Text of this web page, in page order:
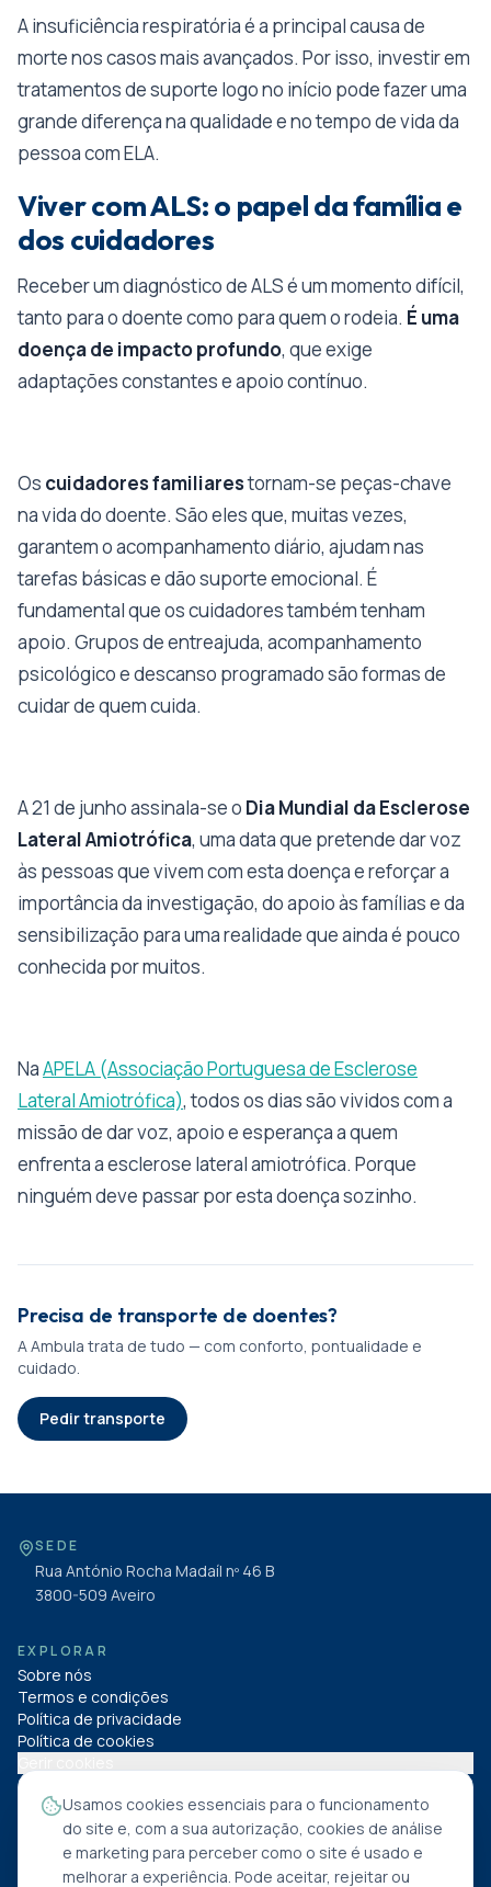
A insuficiência respiratória é a principal causa de
morte nos casos mais avançados. Por isso, investir em
tratamentos de suporte logo no início pode fazer uma
grande diferença na qualidade e no tempo de vida da
pessoa com ELA.
Viver com ALS: o papel da família e
dos cuidadores
Receber um diagnóstico de ALS é um momento difícil,
tanto para o doente como para quem o rodeia. É uma
doença de impacto profundo, que exige
adaptações constantes e apoio contínuo.
Os cuidadores familiarestornam-se peças-chave
na vida do doente. São eles que, muitas vezes,
garantem o acompanhamento diário, ajudam nas
tarefas básicas e dão suporte emocional. É
fundamental que os cuidadores também tenham
apoio. Grupos de entreajuda, acompanhamento
psicológico e descanso programado são formas de
cuidar de quem cuida.
A 21 de junho assinala-se o Dia Mundial da Esclerose
Lateral Amiotrófica, uma data que pretende dar voz
às pessoas que vivem com esta doença e reforçar a
importância da investigação, do apoio às famílias e da
sensibilização para uma realidade que ainda é pouco
conhecida por muitos.
NaAPELA (Associação Portuguesa de Esclerose
Lateral Amiotrófica), todos os dias são vividos com a
missão de dar voz, apoio e esperança a quem
enfrenta a esclerose lateral amiotrófica. Porque
ninguém deve passar por esta doença sozinho.
Precisa de transporte de doentes?
A Ambula trata de tudo — com conforto, pontualidade e
cuidado.
Pedir transporte
SEDE
Rua António Rocha Madaíl nº 46 B
3800-509 Aveiro
EXPLORAR
Sobre nós
Termos e condições
Política de privacidade
Política de cookies
SIGA-NOS NAS REDES
Usamos cookies essenciais para o funcionamento
do site e, com a sua autorização, cookies de análise
e marketing para perceber como o site é usado e
melhorar a experiência. Pode aceitar, rejeitar ou